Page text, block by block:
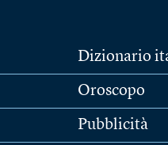
Dizionario
Oroscopo
Pubblicità